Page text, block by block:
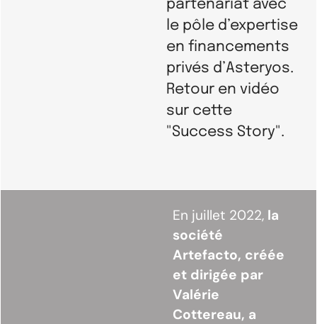
partenariat avec
le pôle d’expertise
en financements
privés d’Asteryos.
Retour en vidéo
sur cette
"Success Story".
En juillet 2022, la
société
Artefacto, créée
et dirigée par
Valérie
Cottereau, a